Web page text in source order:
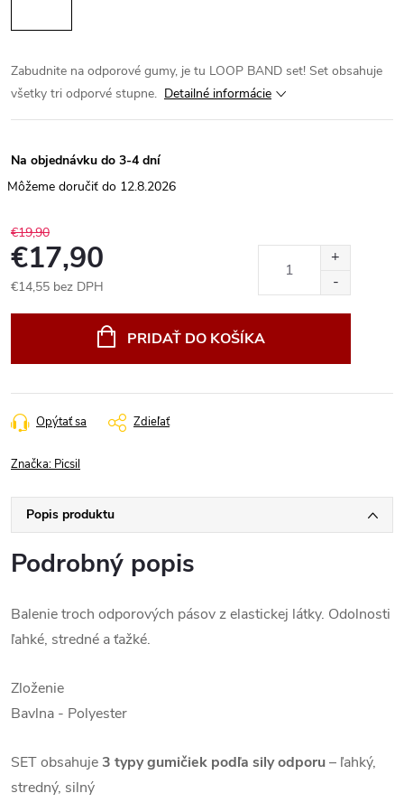
Zabudnite na odporové gumy, je tu LOOP BAND set! Set obsahuje
všetky tri odporvé stupne. Detailné informácie
Na objednávku do 3-4 dní
12.8.2026
€19,90
€17,90
€14,55 bez DPH
PRIDAŤ DO KOŠÍKA
Opýtať sa Zdieľať
Značka: Picsil
Popis produktu
Podrobný popis
Balenie troch odporových pásov z elastickej látky. Odolnosti
ľahké, stredné a ťažké.
Zloženie
Bavlna - Polyester
SET obsahuje3 typy gumičiek podľa sily odporu– ľahký,
stredný, silný